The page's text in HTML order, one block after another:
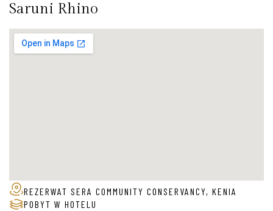
Saruni Rhino
REZERWAT SERA COMMUNITY CONSERVANCY, KENIA
POBYT W HOTELU